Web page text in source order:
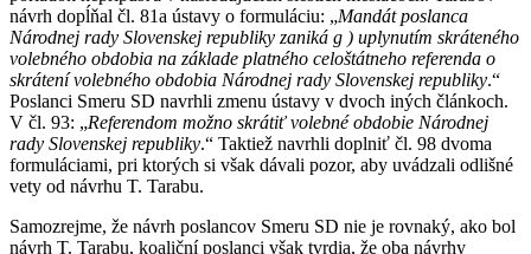
návrh dopĺňal čl. 81a ústavy o formuláciu: „Mandát poslanca
Národnej rady Slovenskej republiky zaniká g ) uplynutím skráteného
volebného obdobia na základe platného celoštátneho referenda o
skrátení volebného obdobia Národnej rady Slovenskej republiky.“
Poslanci Smeru SD navrhli zmenu ústavy v dvoch iných článkoch.
V čl. 93: „Referendom možno skrátiť volebné obdobie Národnej
rady Slovenskej republiky.“ Taktiež navrhli doplniť čl. 98 dvoma
formuláciami, pri ktorých si však dávali pozor, aby uvádzali odlišné
vety od návrhu T. Tarabu.
Samozrejme, že návrh poslancov Smeru SD nie je rovnaký, ako bol
návrh T. Tarabu, koaliční poslanci však tvrdia, že oba návrhy